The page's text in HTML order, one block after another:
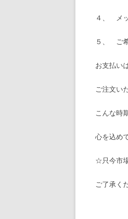
４、 メ
５、 ご
お支払い
ご注文い
こんな時
心を込め
☆只今市
ご了承く